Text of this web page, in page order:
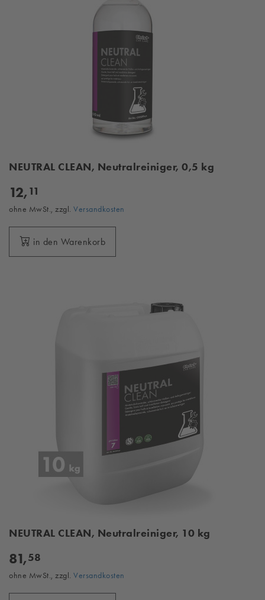
NEUTRAL CLEAN, Neutralreiniger, 0,5 kg
12, 11
ohne MwSt., zzgl. Versandkosten
in den Warenkorb
NEUTRAL CLEAN, Neutralreiniger, 10 kg
81,58
ohne MwSt., zzgl. Versandkosten